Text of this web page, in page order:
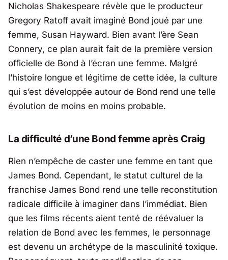
Nicholas Shakespeare révèle que le producteur
Gregory Ratoff avait imaginé Bond joué par une
femme, Susan Hayward. Bien avant l’ère Sean
Connery, ce plan aurait fait de la première version
officielle de Bond à l’écran une femme. Malgré
l’histoire longue et légitime de cette idée, la culture
qui s’est développée autour de Bond rend une telle
évolution de moins en moins probable.
La difficulté d’une Bond femme après Craig
Rien n’empêche de caster une femme en tant que
James Bond. Cependant, le statut culturel de la
franchise James Bond rend une telle reconstitution
radicale difficile à imaginer dans l’immédiat. Bien
que les films récents aient tenté de réévaluer la
relation de Bond avec les femmes, le personnage
est devenu un archétype de la masculinité toxique.